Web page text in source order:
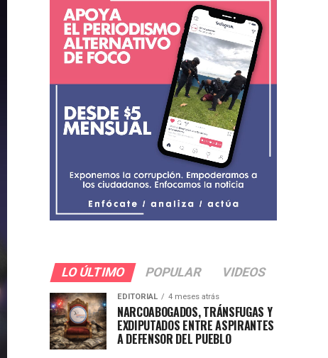
LO ÚLTIMO POPULAR VIDEOS
EDITORIAL 4 meses atrás
NARCOABOGADOS, TRÁNSFUGAS Y
EXDIPUTADOS ENTRE ASPIRANTES
A DEFENSOR DEL PUEBLO